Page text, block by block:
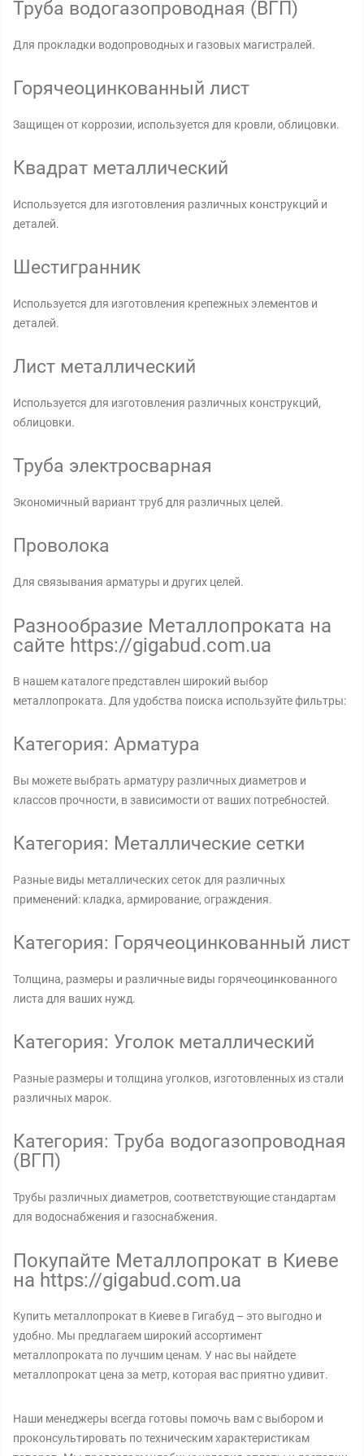
Труба водогазопроводная (ВГП)
Для прокладки водопроводных и газовых магистралей.
Горячеоцинкованный лист
Защищен от коррозии, используется для кровли, облицовки.
Квадрат металлический
Используется для изготовления различных конструкций и
деталей.
Шестигранник
Используется для изготовления крепежных элементов и
деталей.
Лист металлический
Используется для изготовления различных конструкций,
облицовки.
Труба электросварная
Экономичный вариант труб для различных целей.
Проволока
Для связывания арматуры и других целей.
Разнообразие Металлопроката на
сайте https://gigabud.com.ua
В нашем каталоге представлен широкий выбор
металлопроката. Для удобства поиска используйте фильтры:
Категория: Арматура
Вы можете выбрать арматуру различных диаметров и
классов прочности, в зависимости от ваших потребностей.
Категория: Металлические сетки
Разные виды металлических сеток для различных
применений: кладка, армирование, ограждения.
Категория: Горячеоцинкованный лист
Толщина, размеры и различные виды горячеоцинкованного
листа для ваших нужд.
Категория: Уголок металлический
Разные размеры и толщина уголков, изготовленных из стали
различных марок.
Категория: Труба водогазопроводная
(ВГП)
Трубы различных диаметров, соответствующие стандартам
для водоснабжения и газоснабжения.
Покупайте Металлопрокат в Киеве
на https://gigabud.com.ua
Купить металлопрокат в Киеве в Гигабуд – это выгодно и
удобно. Мы предлагаем широкий ассортимент
металлопроката по лучшим ценам. У нас вы найдете
металлопрокат цена за метр, которая вас приятно удивит.
Наши менеджеры всегда готовы помочь вам с выбором и
проконсультировать по техническим характеристикам